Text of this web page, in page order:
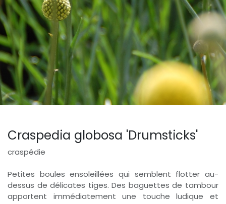
Craspedia globosa 'Drumsticks'
craspédie
Petites boules ensoleillées qui semblent flotter au-
dessus de délicates tiges. Des baguettes de tambour
apportent immédiatement une touche ludique et